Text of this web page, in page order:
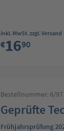
Regulärer Preis:
inkl. MwSt. zzgl. Versand
€1690
Bestellnummer: 6/
Geprüfte
Frühjahrsprüfung